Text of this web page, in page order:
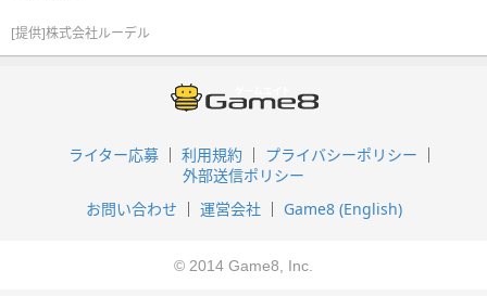
[提供]株式会社ルーデル
ライター応募 利用規約
プライバシーポリシー
外部送信ポリシー
お問い合わせ
運営会社 Game8 (English)
© 2014 Game8, Inc.